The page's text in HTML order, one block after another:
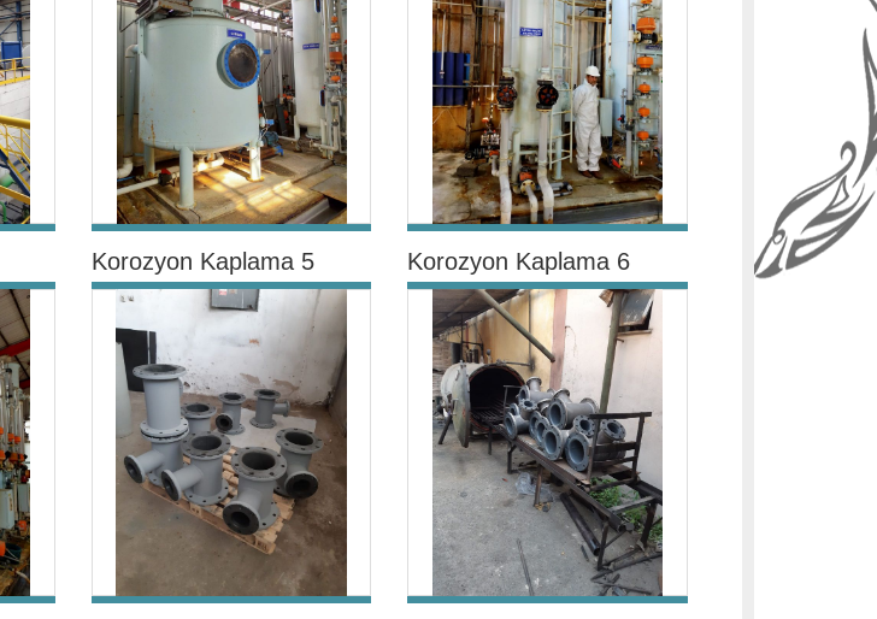
Korozyon Kaplama 5 Korozyon Kaplama 6